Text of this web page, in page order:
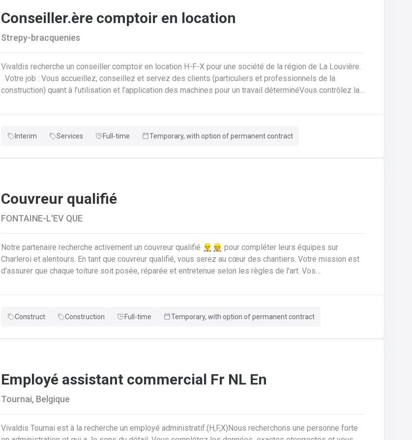
Conseiller.ère comptoir en location
Strepy-bracquenies
Vivaldis recherche un conseiller comptoir en location H-F-X pour une société de la région de La Louvière.
construction) quant à l’utilisation et l’application des machines pour un travail déterminéVous contrôlez la
réservations, ventes et tickets de caisse de façon informatiséeVous assurez un suivi administratif
diverses demandes de disponibilités
Interim Services Full-time Temporary, with option of permanent contract
Couvreur qualifié
FONTAINE-L'EV QUE
Notre partenaire recherche activement un couvreur qualifié 👷‍♂️👷 pour compléter leurs équipes sur
Charleroi et alentours. En tant que couvreur qualifié, vous serez au cœur des chantiers. Votre mission est
d'assurer que chaque toiture soit posée, réparée et entretenue selon les règles de l'art. Vos
couverture (tuiles, ardoises, zinc, etc.) en neuf comme en rénovation.Réaliser les travaux de zinguerie :
réparer et entretenir les toitures existantes (recherche de fuites, remplacement d'éléments).Garantir la
Construct Construction Full-time Temporary, with option of permanent contract
Employé assistant commercial Fr NL En
Tournai, Belgique
Vivaldis Tournai est à la recherche un employé administratif.(H,F,X)Nous recherchons une personne forte